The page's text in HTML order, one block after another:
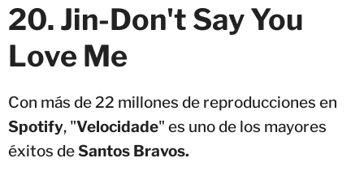
20. Jin-Don't Say You
Love Me
Con más de 22 millones de reproducciones en
Spotify, "Velocidade" es uno de los mayores
éxitos deSantos Bravos.